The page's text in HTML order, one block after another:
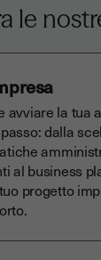
le
avviare la tua
dalla
al business
progetto